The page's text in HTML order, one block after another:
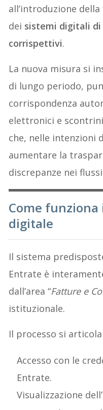
all’introduzione della
dei sistemi digitali
corrispettivi.
La nuova misura si
di lungo periodo,
corrispondenza
elettronici e
che, nelle intenzioni
aumentare la
discrepanze nei
Come
digitale
Il sistema
Entrate è
dall’area “Fatture e
istituzionale.
Il processo si
Accesso con le
Entrate.
Visualizzazione